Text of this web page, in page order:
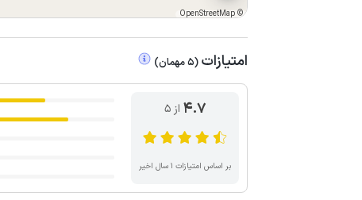
©
OpenStreetMap
امتیازات (
5مهمان)
4.7 از ۵
بر اساس امتیازات ۱ سال اخیر